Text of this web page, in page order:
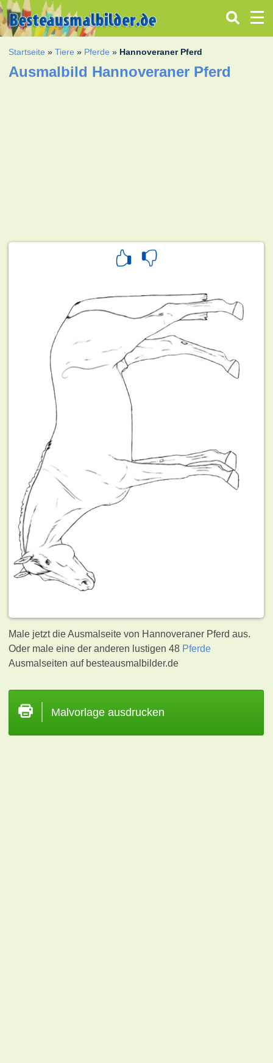
Startseite »Tiere » Pferde » Hannoveraner Pferd
Ausmalbild Hannoveraner Pferd
Male jetzt die Ausmalseite von Hannoveraner Pferd aus.
Oder male eine der anderen lustigen 48 Pferde
Ausmalseiten auf besteausmalbilder.de
Malvorlage ausdrucken